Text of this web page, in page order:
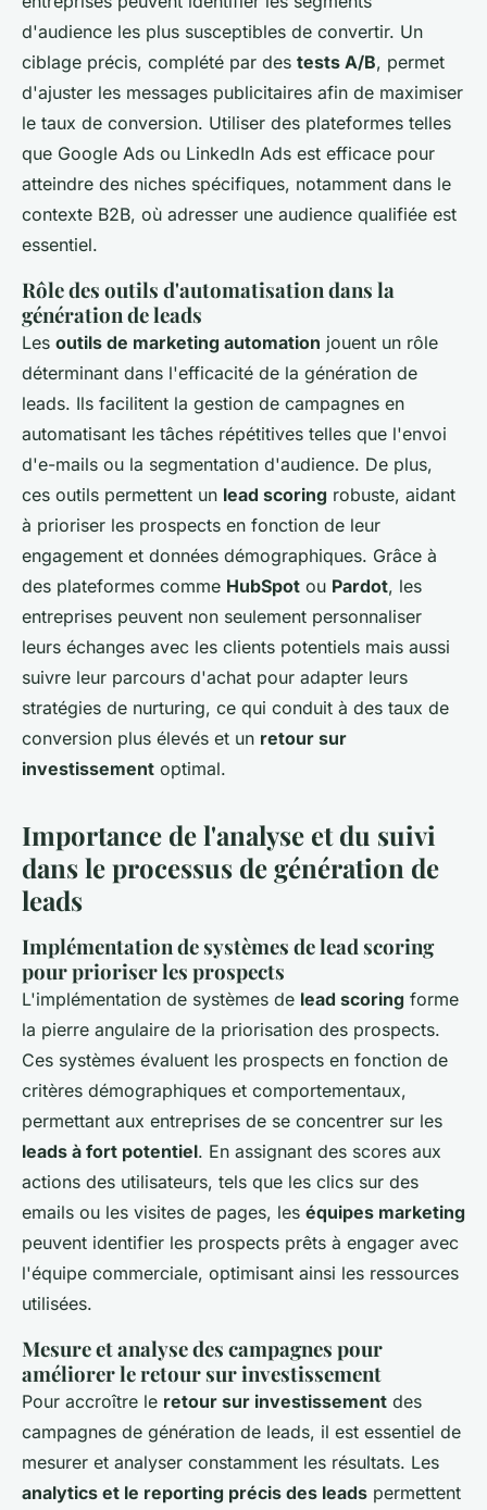
d'audience les plus susceptibles de convertir. Un
ciblage précis, complété par des tests A/B, permet
d'ajuster les messages publicitaires afin de maximiser
le taux de conversion. Utiliser des plateformes telles
que Google Ads ou LinkedIn Ads est efficace pour
atteindre des niches spécifiques, notamment dans le
contexte B2B, où adresser une audience qualifiée est
essentiel.
Rôle des outils d'automatisation dans la
génération de leads
Les outils de marketing automation jouent un rôle
déterminant dans l'efficacité de la génération de
leads. Ils facilitent la gestion de campagnes en
automatisant les tâches répétitives telles que l'envoi
d'e-mails ou la segmentation d'audience. De plus,
ces outils permettent un lead scoring robuste, aidant
à prioriser les prospects en fonction de leur
engagement et données démographiques. Grâce à
des plateformes comme HubSpot ou Pardot, les
entreprises peuvent non seulement personnaliser
leurs échanges avec les clients potentiels mais aussi
suivre leur parcours d'achat pour adapter leurs
stratégies de nurturing, ce qui conduit à des taux de
conversion plus élevés et un retour sur
investissement optimal.
Importance de l'analyse et du suivi
dans le processus de génération de
leads
Implémentation de systèmes de lead scoring
pour prioriser les prospects
L'implémentation de systèmes de lead scoring forme
la pierre angulaire de la priorisation des prospects.
Ces systèmes évaluent les prospects en fonction de
critères démographiques et comportementaux,
permettant aux entreprises de se concentrer sur les
leads à fort potentiel. En assignant des scores aux
actions des utilisateurs, tels que les clics sur des
emails ou les visites de pages, les équipes marketing
peuvent identifier les prospects prêts à engager avec
l'équipe commerciale, optimisant ainsi les ressources
utilisées.
Mesure et analyse des campagnes pour
améliorer le retour sur investissement
Pour accroître le retour sur investissement des
campagnes de génération de leads, il est essentiel de
mesurer et analyser constamment les résultats. Les
analytics et le reporting précis des leads permettent